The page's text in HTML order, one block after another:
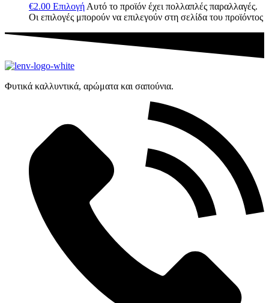
€2.00 Επιλογή Αυτό το προϊόν έχει πολλαπλές παραλλαγές.
Οι επιλογές μπορούν να επιλεγούν στη σελίδα του προϊόντος
Φυτικά καλλυντικά, αρώματα και σαπούνια.